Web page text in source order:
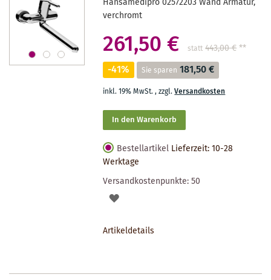
verchromt
261,50 € statt 443,00 €**
-41% Sie sparen 181,50 €
inkl. 19% MwSt.,zzgl.Versandkosten
In den Warenkorb
Bestellartikel Lieferzeit: 10-28
Werktage
Versandkostenpunkte:50
AUF
Artikeldetails